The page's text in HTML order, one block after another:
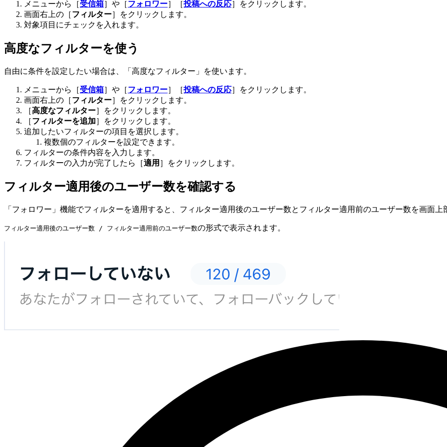
メニューから［受信箱］や［フォロワー］［投稿への反応］をクリックします。
画面右上の［フィルター］をクリックします。
対象項目にチェックを入れます。
高度なフィルターを使う
自由に条件を設定したい場合は、「高度なフィルター」を使います。
メニューから［受信箱］や［フォロワー］［投稿への反応］をクリックします。
画面右上の［フィルター］をクリックします。
［高度なフィルター］をクリックします。
［フィルターを追加］をクリックします。
追加したいフィルターの項目を選択します。
複数個のフィルターを設定できます。
フィルターの条件内容を入力します。
フィルターの入力が完了したら［適用 ］をクリックします。
フィルター適用後のユーザー数を確認する
「フォロワー」機能でフィルターを適用すると、フィルター適用後のユーザー数とフィルター適用前のユーザー数を画面上
フィルター適用後のユーザー数 / フィルター適用前のユーザー数の形式で表示されます。